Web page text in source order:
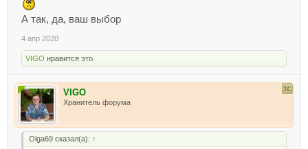
А так, да, ваш выбор
4 апр 2020
VIGO нравится это.
VIGO
Хранитель форума
Olga69 сказал(а): ↑